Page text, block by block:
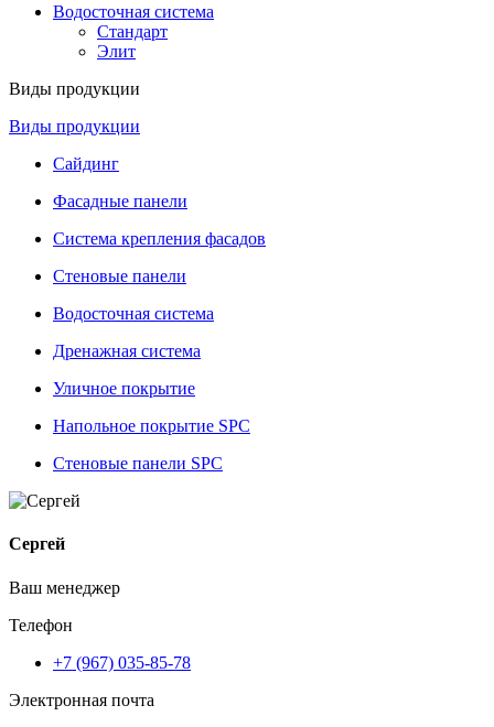
Водосточная система
Стандарт
Элит
Виды продукции
Виды продукции
Сайдинг
Фасадные панели
Система крепления фасадов
Стеновые панели
Водосточная система
Дренажная система
Уличное покрытие
Напольное покрытие SPC
Стеновые панели SPC
Сергей
Ваш менеджер
Телефон
+7 (967) 035-85-78
Электронная почта